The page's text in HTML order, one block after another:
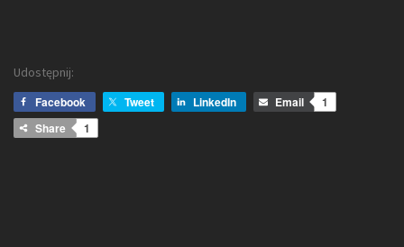
Udostępnij:
Facebook
Tweet LinkedIn Email
1
Share
1